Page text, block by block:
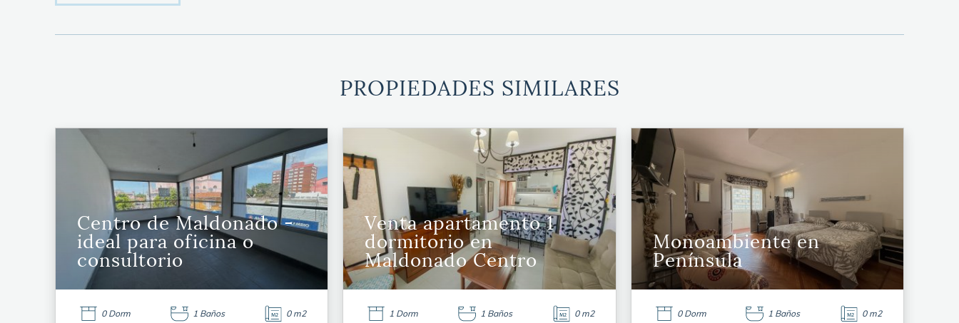
PROPIEDADES SIMILARES
Centro de Maldonado -
ideal para oficina o
consultorio
0 Dorm 1 Baños 0 m2
Venta apartamento 1
dormitorio en
Maldonado Centro
1 Dorm 1 Baños 0 m2
Monoambiente en
Península
0 Dorm 1 Baños 0 m2